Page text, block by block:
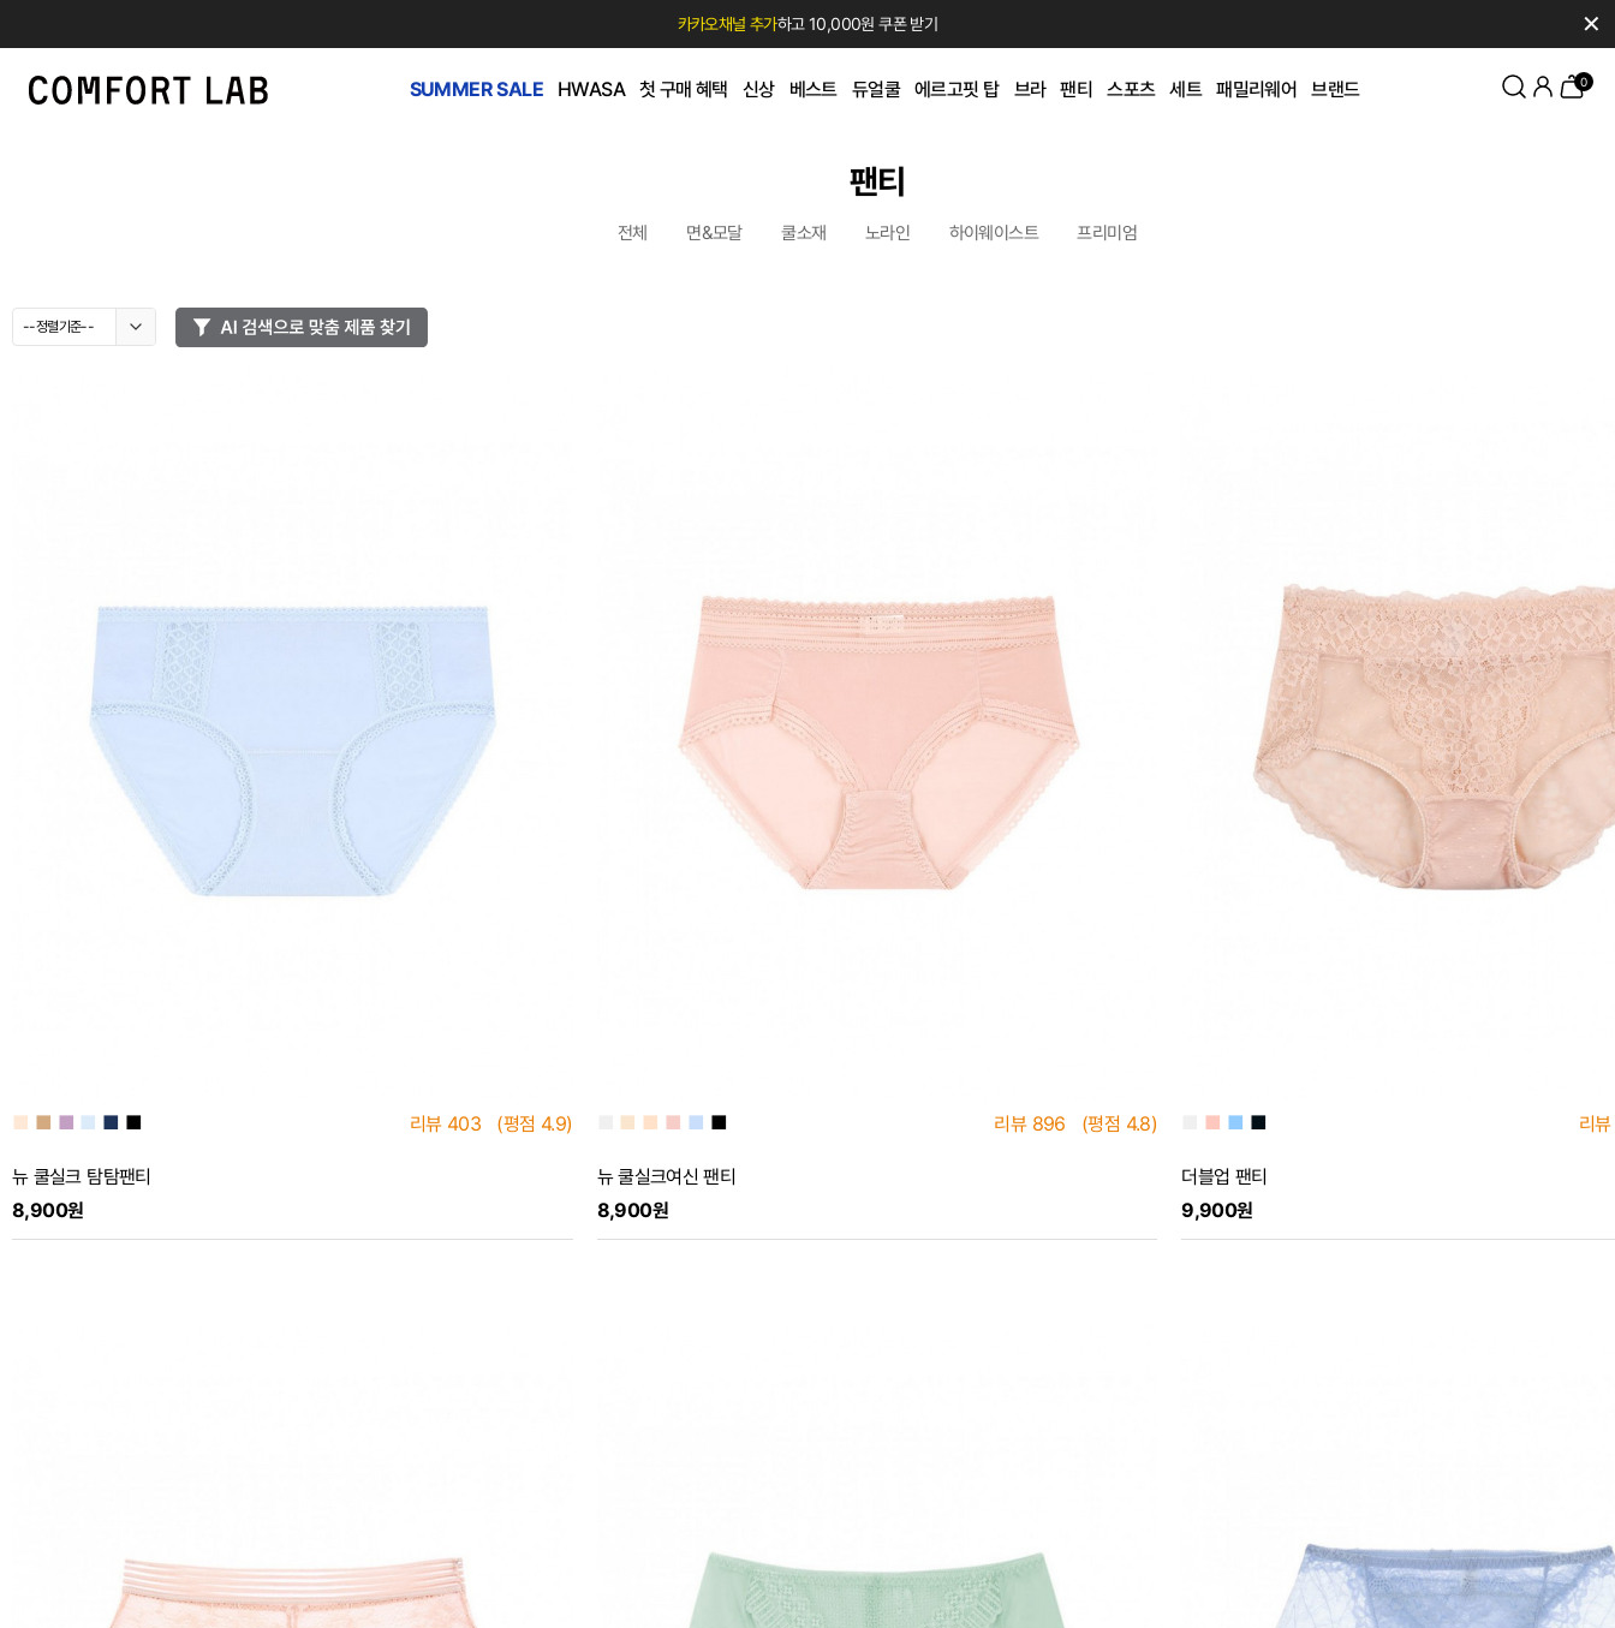
카카오채널 추가하고 10,000원 쿠폰 받기 ✕
SUMMER SALE HWASA 첫 구매 혜택 신상 베스트 듀얼쿨 에르고핏 탑 브라 팬티 스포츠 세트 패밀리웨어 브랜드 0
팬티
전체 면&모달 쿨소재 노라인 하이웨이스트 프리미엄
--정렬기준--
■ ■ ■ ■ ■ ■ 리뷰 403 (평점 4.9)
뉴 쿨실크 탐탐팬티
8,900원
■ ■ ■ ■ ■ 리뷰 896 (평점 4.8)
뉴 쿨실크여신 팬티
8,900원
■ ■ ■ 리뷰
더블업 팬티
9,900원